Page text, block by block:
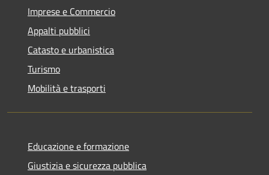
Imprese e Commercio
Appalti pubblici
Catasto e urbanistica
Turismo
Mobilità e trasporti
Educazione e formazione
Giustizia e sicurezza pubblica